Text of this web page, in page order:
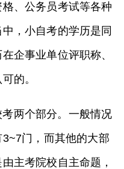
、公务员考试等各种
，小自考的学历是同
企事业单位评职称、
的。
两个部分。一般情况
门，而其他的大部
主考院校自主命题，